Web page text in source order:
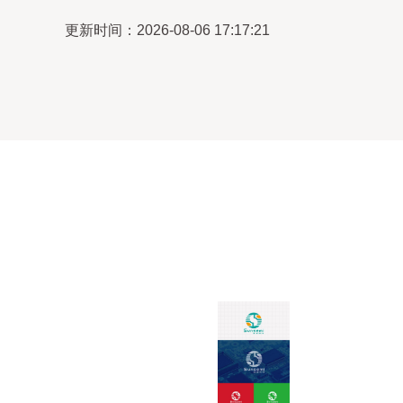
更新时间：2026-08-06 17:17:21